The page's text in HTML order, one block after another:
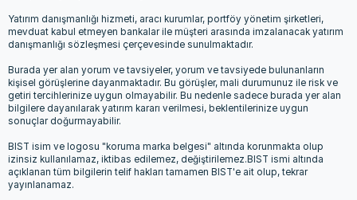
Yatırım danışmanlığı hizmeti, aracı kurumlar, portföy yönetim şirketleri,
mevduat kabul etmeyen bankalar ile müşteri arasında imzalanacak yatırım
danışmanlığı sözleşmesi çerçevesinde sunulmaktadır.
Burada yer alan yorum ve tavsiyeler, yorum ve tavsiyede bulunanların
kişisel görüşlerine dayanmaktadır. Bu görüşler, mali durumunuz ile risk ve
getiri tercihlerinize uygun olmayabilir. Bu nedenle sadece burada yer alan
bilgilere dayanılarak yatırım kararı verilmesi, beklentilerinize uygun
sonuçlar doğurmayabilir.
BIST isim ve logosu "koruma marka belgesi" altında korunmakta olup
izinsiz kullanılamaz, iktibas edilemez, değiştirilemez.BIST ismi altında
açıklanan tüm bilgilerin telif hakları tamamen BIST'e ait olup, tekrar
yayınlanamaz.